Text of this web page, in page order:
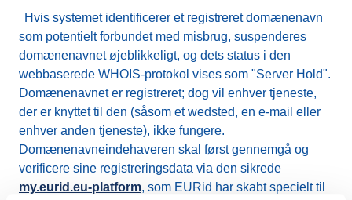
Hvis systemet identificerer et registreret domænenavn
som potentielt forbundet med misbrug, suspenderes
domænenavnet øjeblikkeligt, og dets status i den
webbaserede WHOIS-protokol vises som "Server Hold".
Domænenavnet er registreret; dog vil enhver tjeneste,
der er knyttet til den (såsom et wedsted, en e-mail eller
enhver anden tjeneste), ikke fungere.
Domænenavneindehaveren skal først gennemgå og
verificere sine registreringsdata via den sikrede
my.eurid.eu-platform, som EURid har skabt specielt til